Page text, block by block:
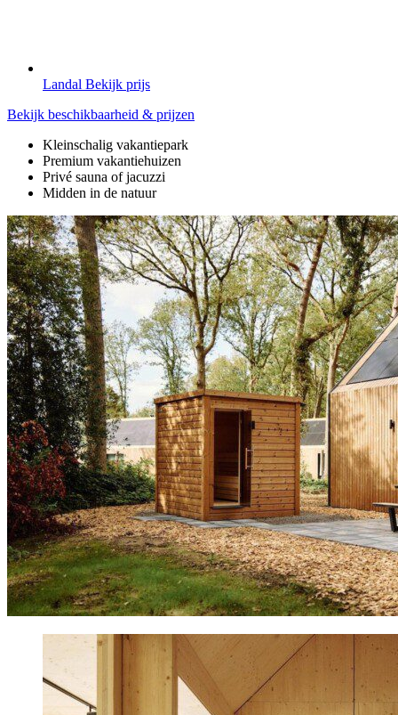
Landal Bekijk prijs
Bekijk beschikbaarheid & prijzen
Kleinschalig vakantiepark
Premium vakantiehuizen
Privé sauna of jacuzzi
Midden in de natuur